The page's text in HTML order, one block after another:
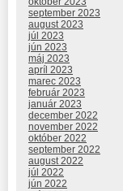
september 2023
august 2023
júl 2023
jún 2023
máj 2023
apríl 2023
marec 2023
február 2023
január 2023
december 2022
november 2022
október 2022
september 2022
august 2022
júl 2022
jún 2022